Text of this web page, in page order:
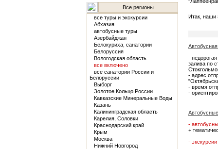
Все регионы
все туры и экскурсии
Абхазия
автобусные туры
Азербайджан
Белокуриха, санатории
Белоруссия
Вологодская область
все включено
все санатории России и
Белоруссии
Выборг
Золотое Кольцо России
Кавказские Минеральные Воды
Казань
Калининградская область
Карелия, Соловки
Краснодарский край
Крым
Москва
Нижний Новгород
Итак, наши
-
залива по
- адрес
- время
-
-
+
-